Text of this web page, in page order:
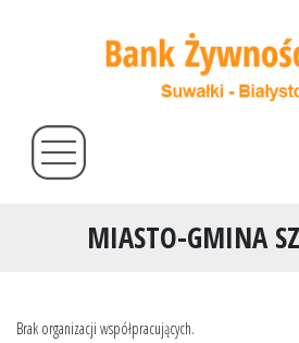
MIASTO-GMINA
Brak organizacji współpracujących.